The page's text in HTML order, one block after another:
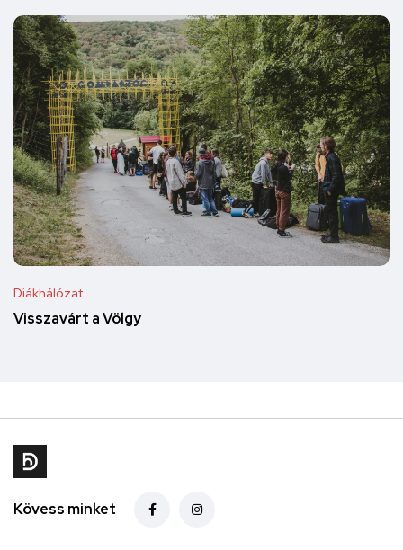
Diákhálózat
Visszavárt a Völgy
Kövess minket